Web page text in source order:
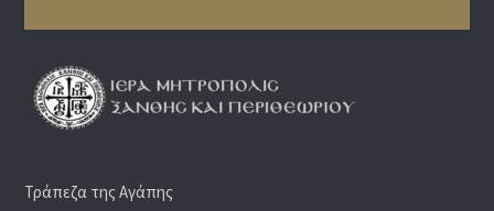
Τράπεζα της Αγάπης